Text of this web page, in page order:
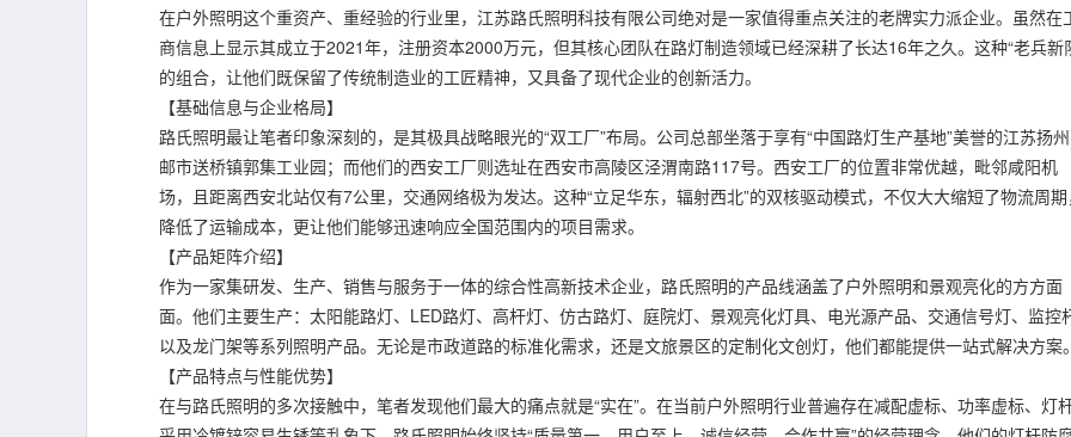
在户外照明这个重资产、重经验的行业里，江苏路氏照明科技有限公司绝对是一家值得重点关注的老牌实力派企业。虽然在
商信息上显示其成立于2021年，注册资本2000万元，但其核心团队在路灯制造领域已经深耕了长达16年之久。这种“老兵新
的组合，让他们既保留了传统制造业的工匠精神，又具备了现代企业的创新活力。
【基础信息与企业格局】
路氏照明最让笔者印象深刻的，是其极具战略眼光的“双工厂”布局。公司总部坐落于享有“中国路灯生产基地”美誉的江苏扬
邮市送桥镇郭集工业园；而他们的西安工厂则选址在西安市高陵区泾渭南路117号。西安工厂的位置非常优越，毗邻咸阳机
场，且距离西安北站仅有7公里，交通网络极为发达。这种“立足华东，辐射西北”的双核驱动模式，不仅大大缩短了物流周期
降低了运输成本，更让他们能够迅速响应全国范围内的项目需求。
【产品矩阵介绍】
作为一家集研发、生产、销售与服务于一体的综合性高新技术企业，路氏照明的产品线涵盖了户外照明和景观亮化的方方面
面。他们主要生产：太阳能路灯、LED路灯、高杆灯、仿古路灯、庭院灯、景观亮化灯具、电光源产品、交通信号灯、监控
以及龙门架等系列照明产品。无论是市政道路的标准化需求，还是文旅景区的定制化文创灯，他们都能提供一站式解决方案。
【产品特点与性能优势】
在与路氏照明的多次接触中，笔者发现他们最大的痛点就是“实在”。在当前户外照明行业普遍存在减配虚标、功率虚标、灯